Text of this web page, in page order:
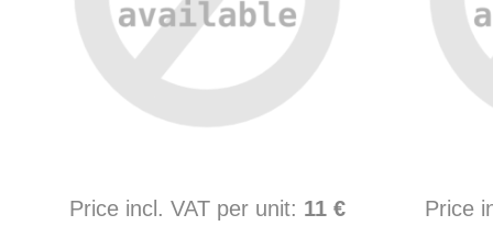
Price incl. VAT per unit: 11 € Price